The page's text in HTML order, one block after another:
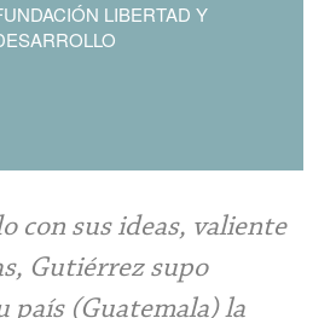
con sus ideas, valiente
Gutiérrez supo
país (Guatemala) la
LIBERTAD Y